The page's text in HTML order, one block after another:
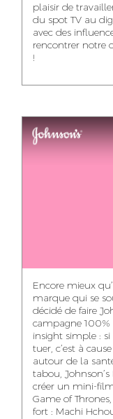
MERYEM OUALHAN
TRAFFIC MANAGER
HOUMALY
KARIM OUNZAR
AUDIOVISUAL
CONTENT CREATOR
plaisir de
du spot TV au
avec des
rencontrer notre
!
Encore mieux
marque qui se
décidé de faire
campagne 100%
insight simple :
tuer, c’est à
autour de la
tabou,
créer un mini-
Game of
fort : Machi